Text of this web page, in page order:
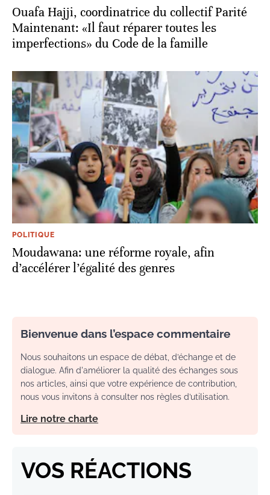
Ouafa Hajji, coordinatrice du collectif Parité
Maintenant: «Il faut réparer toutes les
imperfections» du Code de la famille
POLITIQUE
Moudawana: une réforme royale, afin
d’accélérer l’égalité des genres
Bienvenue dans l’espace commentaire
Nous souhaitons un espace de débat, d’échange et de
dialogue. Afin d'améliorer la qualité des échanges sous
nos articles, ainsi que votre expérience de contribution,
nous vous invitons à consulter nos règles d’utilisation.
Lire notre charte
VOS RÉACTIONS